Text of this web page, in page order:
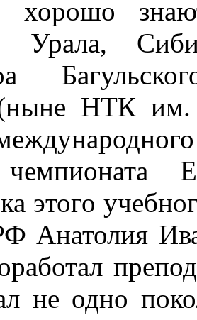
Урала,
НТК им.
чемпионата
этого
Анатолия
не одно